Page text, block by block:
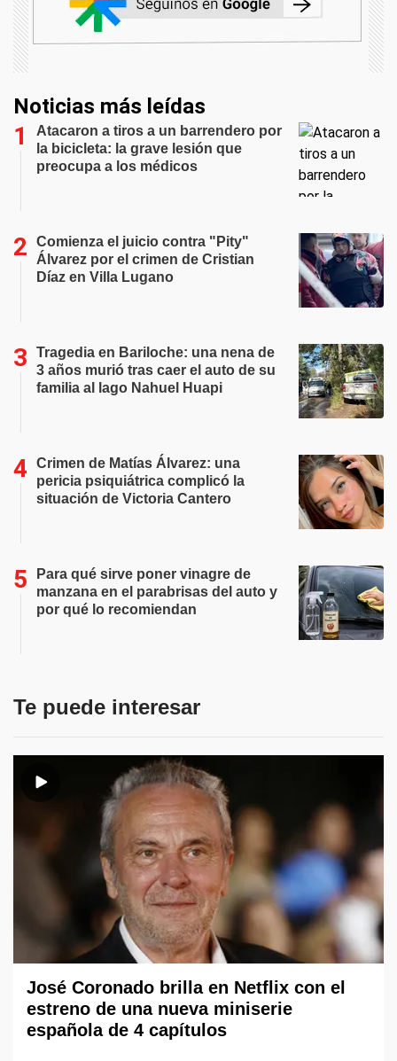
Noticias más leídas
Atacaron a tiros a un barrendero por
la bicicleta: la grave lesión que
preocupa a los médicos
Comienza el juicio contra "Pity"
Álvarez por el crimen de Cristian
Díaz en Villa Lugano
Tragedia en Bariloche: una nena de
3 años murió tras caer el auto de su
familia al lago Nahuel Huapi
Crimen de Matías Álvarez: una
pericia psiquiátrica complicó la
situación de Victoria Cantero
Para qué sirve poner vinagre de
manzana en el parabrisas del auto y
por qué lo recomiendan
Te puede interesar
José Coronado brilla en Netflix con el
estreno de una nueva miniserie
española de 4 capítulos